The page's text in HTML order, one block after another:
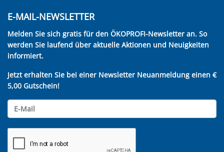
E-MAIL-NEWSLETTER
Melden Sie sich gratis für den ÖKOPROFI-Newsletter an. So
werden Sie laufend über aktuelle Aktionen und Neuigkeiten
informiert.
Jetzt erhalten Sie bei einer Newsletter Neuanmeldung einen €
5,00 Gutschein!